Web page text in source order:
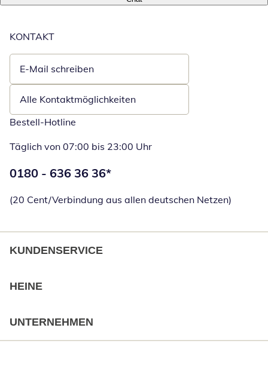
KONTAKT
E-Mail schreiben
Öffnet E-Mail-Client
Alle Kontaktmöglichkeiten
Bestell-Hotline
Täglich von 07:00 bis 23:00 Uhr
Telefonnummer:
0180 - 636 36 36*
(20 Cent/Verbindung aus allen deutschen Netzen)
KUNDENSERVICE
HEINE
UNTERNEHMEN